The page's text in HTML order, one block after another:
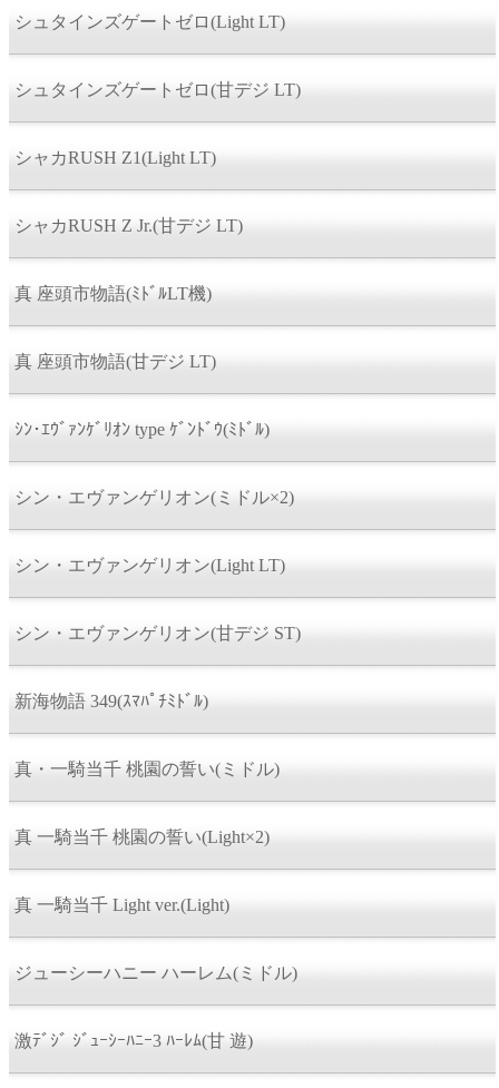
シュタインズゲートゼロ(Light LT)
シュタインズゲートゼロ(甘デジ LT)
シャカRUSH Z1(Light LT)
シャカRUSH Z Jr.(甘デジ LT)
真 座頭市物語(ﾐﾄﾞﾙLT機)
真 座頭市物語(甘デジ LT)
ｼﾝ･ｴｳﾞｧﾝｹﾞﾘｵﾝ type ｹﾞﾝﾄﾞｳ(ﾐﾄﾞﾙ)
シン・エヴァンゲリオン(ミドル×2)
シン・エヴァンゲリオン(Light LT)
シン・エヴァンゲリオン(甘デジ ST)
新海物語 349(ｽﾏﾊﾟﾁﾐﾄﾞﾙ)
真・一騎当千 桃園の誓い(ミドル)
真 一騎当千 桃園の誓い(Light×2)
真 一騎当千 Light ver.(Light)
ジューシーハニー ハーレム(ミドル)
激ﾃﾞｼﾞ ｼﾞｭｰｼｰﾊﾆｰ3 ﾊｰﾚﾑ(甘 遊)